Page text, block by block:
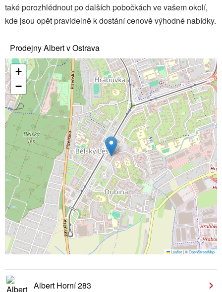
také porozhlédnout po dalších pobočkách ve vašem okolí,
kde jsou opět pravidelně k dostání cenově výhodné nabídky.
Prodejny Albert v Ostrava
+
−
Leaflet|©OpenStreetMap
Albert Horní 283